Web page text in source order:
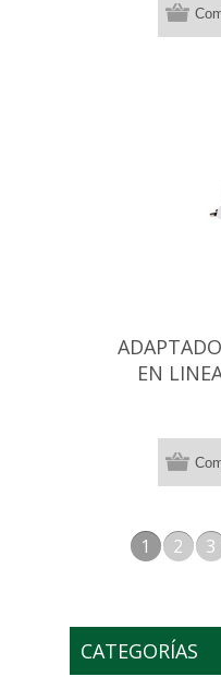
EN
1 2 3
CATEGORÍAS